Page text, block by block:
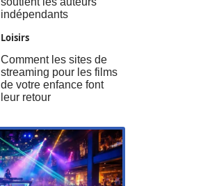
indépendants
Loisirs
Comment les sites de
streaming pour les films
de votre enfance font
leur retour